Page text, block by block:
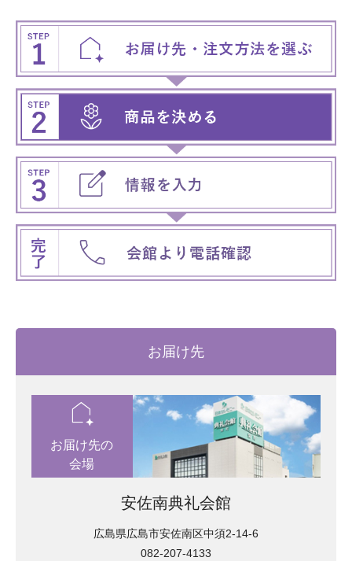
お届け先
location_automation
お届け先の
会場
安佐南典礼会館
広島県広島市安佐南区中須2-14-6
082-207-4133